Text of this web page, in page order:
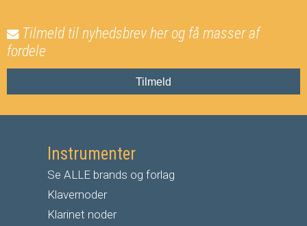
Tilmeld til nyhedsbrev her og få masser af
fordele
Tilmeld
Instrumenter
Se ALLE brands og forlag
Klavernoder
Klarinet noder